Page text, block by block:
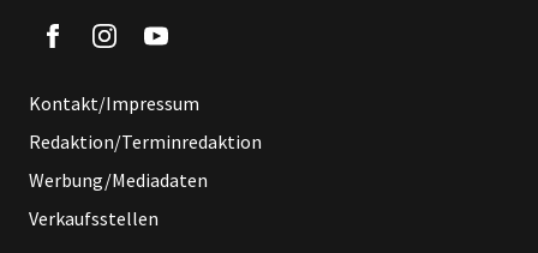
Kontakt/Impressum
Redaktion/Terminredaktion
Werbung/Mediadaten
Verkaufsstellen